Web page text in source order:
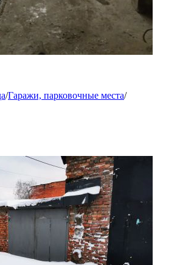
/Гаражи, парковочные места/